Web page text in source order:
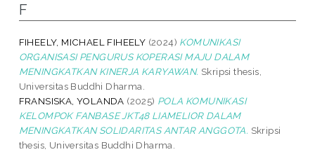
F
FIHEELY, MICHAEL FIHEELY (2024) KOMUNIKASI
ORGANISASI PENGURUS KOPERASI MAJU DALAM
MENINGKATKAN KINERJA KARYAWAN. Skripsi thesis,
Universitas Buddhi Dharma.
FRANSISKA, YOLANDA (2025) POLA KOMUNIKASI
KELOMPOK FANBASE JKT48 LIAMELIOR DALAM
MENINGKATKAN SOLIDARITAS ANTAR ANGGOTA. Skripsi
thesis, Universitas Buddhi Dharma.